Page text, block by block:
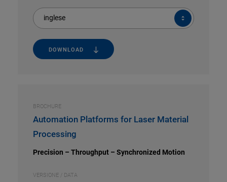
inglese
DOWNLOAD
BROCHURE
Automation Platforms for Laser Material
Processing
Precision – Throughput – Synchronized Motion
VERSIONE / DATA